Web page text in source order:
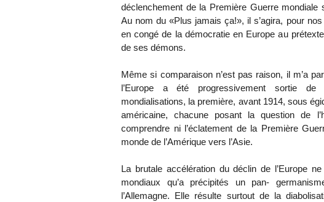
déclenchement de la Première Guerre
Au nom du «Plus jamais ça!», il s’agira, pour
en congé de la démocratie en Europe au
de ses démons.
Même si comparaison n’est pas raison, il m’a
l’Europe a été progressivement sortie de
mondialisations, la première, avant 1914, sous
américaine, chacune posant la question de
comprendre ni l’éclatement de la Première
monde de l’Amérique vers l’Asie.
La brutale accélération du déclin de l’Europe
mondiaux qu’a précipités un pan-
l’Allemagne. Elle résulte surtout de la